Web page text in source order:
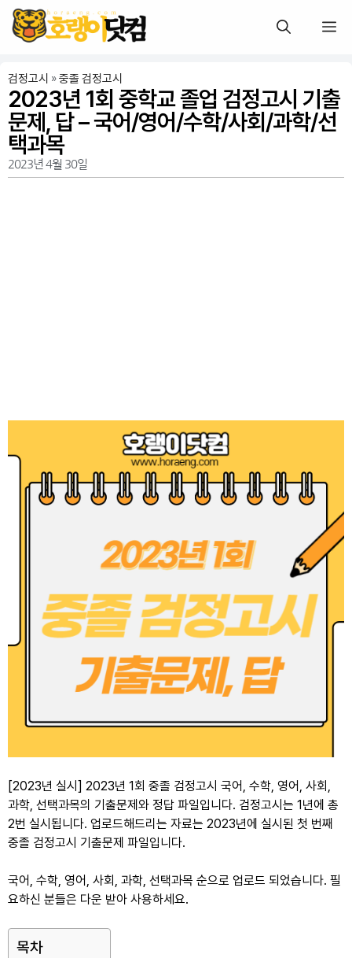
검정고시 »중졸 검정고시
2023년 1회 중학교 졸업 검정고시 기출
문제, 답 – 국어/영어/수학/사회/과학/선
택과목
2023년 4월 30일
[2023년 실시] 2023년 1회 중졸 검정고시 국어, 수학, 영어, 사회,
과학, 선택과목의 기출문제와 정답 파일입니다. 검정고시는 1년에 총
2번 실시됩니다. 업로드해드리는 자료는 2023년에 실시된 첫 번째
중졸 검정고시 기출문제 파일입니다.
국어, 수학, 영어, 사회, 과학, 선택과목 순으로 업로드 되었습니다. 필
요하신 분들은 다운 받아 사용하세요.
목차